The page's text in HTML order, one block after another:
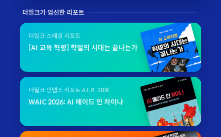
더밀크가 엄선한 리포트
더밀크 스페셜 리포트
[AI 교육 혁명] 학벌의 시대는 끝나는가
더밀크 인뎁스 리포트 A.I.R. 28호
WAIC 2026: AI 메이드 인 차이나